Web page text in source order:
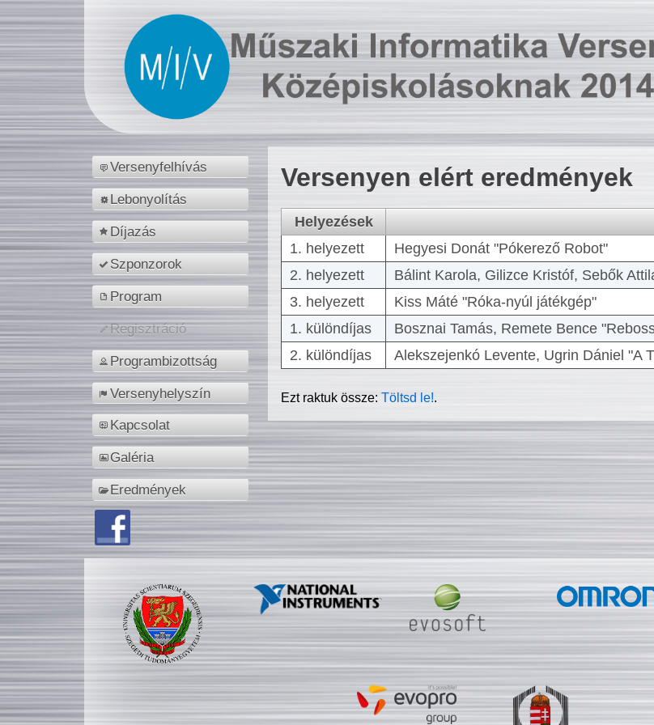
Versenyfelhívás
Lebonyolítás
Díjazás
Szponzorok
Program
Regisztráció
Programbizottság
Versenyhelyszín
Kapcsolat
Galéria
Eredmények
Versenyen elért eredmények
Helyezések
1. helyezett
Hegyesi Donát "Pókerező Robot"
2. helyezett
Bálint Karola, Gilizce Kristóf, Sebők
3. helyezett
Kiss Máté "Róka-nyúl játékgép"
1. különdíjas
Bosznai Tamás, Remete Bence
2. különdíjas
Alekszejenkó Levente, Ugrin Dániel "A
Ezt raktuk össze:Töltsd le!.